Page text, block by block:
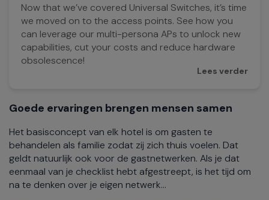
Now that we’ve covered Universal Switches, it’s time
we moved on to the access points. See how you
can leverage our multi-persona APs to unlock new
capabilities, cut your costs and reduce hardware
obsolescence!
Lees verder
Goede ervaringen brengen mensen samen
Het basisconcept van elk hotel is om gasten te
behandelen als familie zodat zij zich thuis voelen. Dat
geldt natuurlijk ook voor de gastnetwerken. Als je dat
eenmaal van je checklist hebt afgestreept, is het tijd om
na te denken over je eigen netwerk…